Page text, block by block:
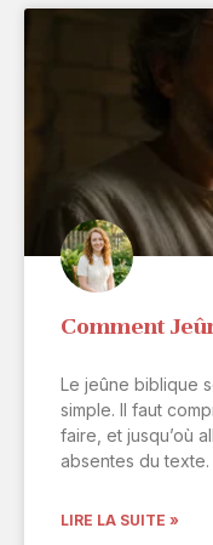
Comment
Le jeûne biblique
simple. Il faut
faire, et jusqu’où
absentes du texte.
LIRE LA SUITE »